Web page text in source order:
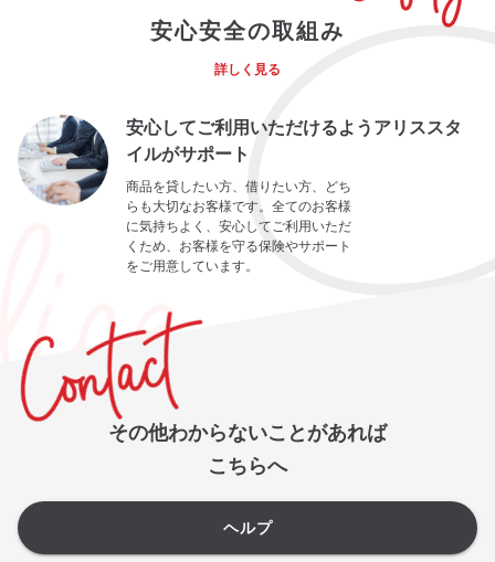
安心安全の取組み
詳しく見る
安心してご利用いただけるようアリススタ
イルがサポート
商品を貸したい方、借りたい方、どち
らも大切なお客様です。全てのお客様
に気持ちよく、安心してご利用いただ
くため、お客様を守る保険やサポート
をご用意しています。
その他わからないことがあれば
こちらへ
ヘルプ